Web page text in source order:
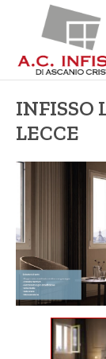
INFISSO
LECCE